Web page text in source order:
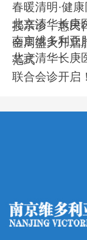
春暖清明·健
授亲诊，惠民
北京清华长庚
金周盛大开启
南京维多利亚
范式
北京清华长庚
联合会诊开启！